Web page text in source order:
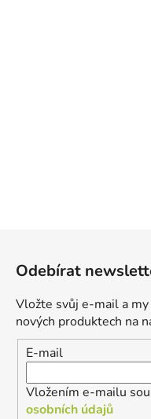
Odebírat
Vložte svůj e-mail a
nových produktech na
E-mail
Vložením e-mailu
osobních údajů